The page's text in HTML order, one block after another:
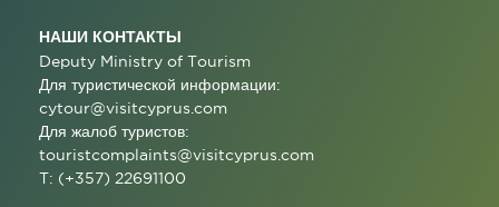
НАШИ КОНТАКТЫ
Deputy Ministry of Tourism
Для туристической информации:
cytour@visitcyprus.com
Для жалоб туристов:
touristcomplaints@visitcyprus.com
T: (+357) 22691100